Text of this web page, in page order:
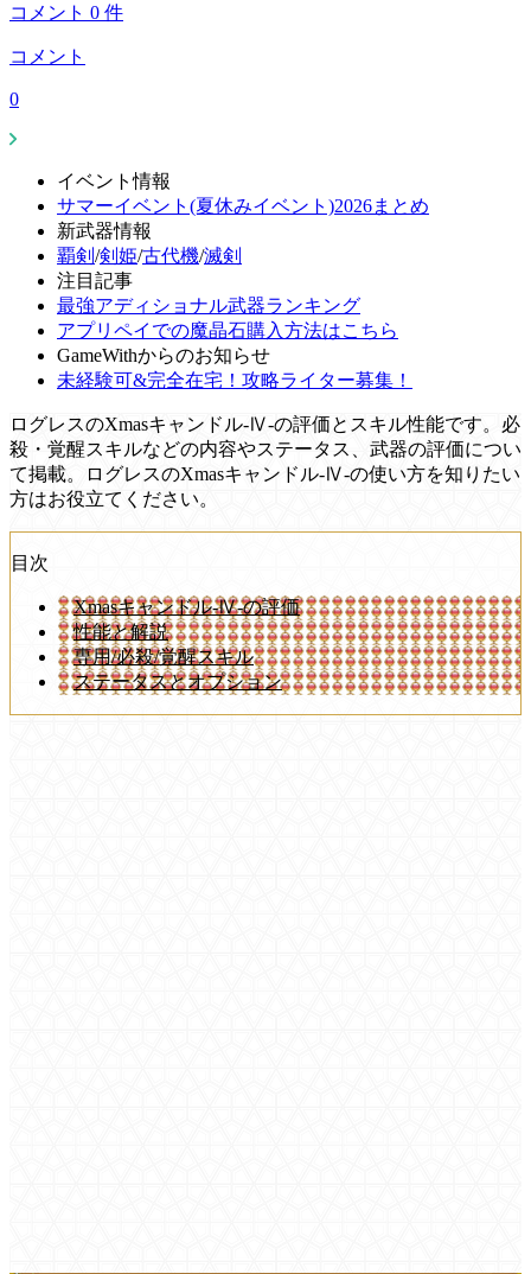
コメント 0 件
コメント
0
イベント情報
サマーイベント(夏休みイベント)2026まとめ
新武器情報
覇剣 /剣姫/古代機/滅剣
注目記事
最強アディショナル武器ランキング
アプリペイでの魔晶石購入方法はこちら
GameWithからのお知らせ
未経験可&完全在宅！攻略ライター募集！
ログレスのXmasキャンドル-Ⅳ-の評価とスキル性能です。必
殺・覚醒スキルなどの内容やステータス、武器の評価につい
て掲載。ログレスのXmasキャンドル-Ⅳ-の使い方を知りたい
方はお役立てください。
目次
Xmasキャンドル-Ⅳ-の評価
性能と解説
専用/必殺/覚醒スキル
ステータスとオプション